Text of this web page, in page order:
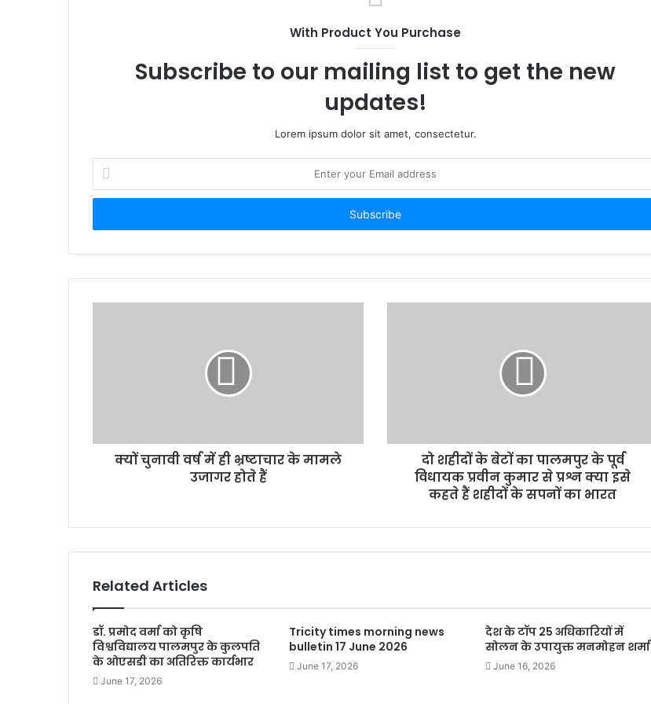
With Product You Purchase
Subscribe to our mailing list to get the new
updates!
Lorem ipsum dolor sit amet, consectetur.
your
Email
क्यों चुनावी वर्ष में ही भ्रष्टाचार के मामले
उजागर होते हैं
दो शहीदों के बेटों का पालमपुर के पूर्व
विधायक प्रवीन कुमार से प्रश्न क्या इसे
कहते हैं शहीदों के सपनों का भारत
Related Articles
डॉ. प्रमोद वर्मा को कृषि
विश्वविद्यालय पालमपुर के कुलपति
के ओएसडी का अतिरिक्त कार्यभार
June 17, 2026
Tricity times morning news
bulletin 17 June 2026
June 17, 2026
देश के टॉप 25 अधिकारियों में
सोलन के उपायुक्त मनमोहन शर्मा
June 16, 2026